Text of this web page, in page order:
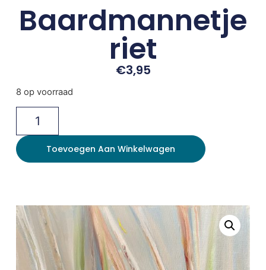
Baardmannetje
riet
€3,95
8 op voorraad
Toevoegen Aan Winkelwagen